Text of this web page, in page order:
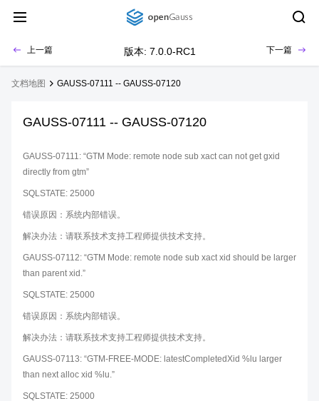
上一篇 版本: 7.0.0-RC1 下一篇
文档地图 GAUSS-07111 -- GAUSS-07120
GAUSS-07111 -- GAUSS-07120
GAUSS-07111: “GTM Mode: remote node sub xact can not get gxid
directly from gtm”
SQLSTATE: 25000
错误原因：系统内部错误。
解决办法：请联系技术支持工程师提供技术支持。
GAUSS-07112: “GTM Mode: remote node sub xact xid should be larger
than parent xid.”
SQLSTATE: 25000
错误原因：系统内部错误。
解决办法：请联系技术支持工程师提供技术支持。
GAUSS-07113: “GTM-FREE-MODE: latestCompletedXid %lu larger
than next alloc xid %lu.”
SQLSTATE: 25000